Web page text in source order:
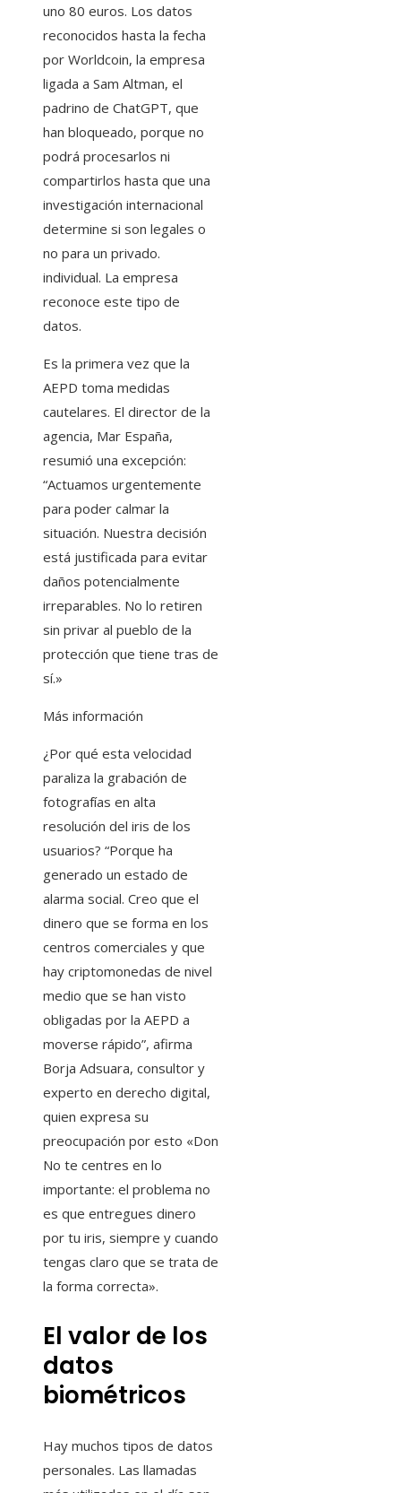
uno 80 euros. Los datos
reconocidos hasta la fecha
por Worldcoin, la empresa
ligada a Sam Altman, el
padrino de ChatGPT, que
han bloqueado, porque no
podrá procesarlos ni
compartirlos hasta que una
investigación internacional
determine si son legales o
no para un privado.
individual. La empresa
reconoce este tipo de
datos.
Es la primera vez que la
AEPD toma medidas
cautelares. El director de la
agencia, Mar España,
resumió una excepción:
“Actuamos urgentemente
para poder calmar la
situación. Nuestra decisión
está justificada para evitar
daños potencialmente
irreparables. No lo retiren
sin privar al pueblo de la
protección que tiene tras de
sí.»
Más información
¿Por qué esta velocidad
paraliza la grabación de
fotografías en alta
resolución del iris de los
usuarios? “Porque ha
generado un estado de
alarma social. Creo que el
dinero que se forma en los
centros comerciales y que
hay criptomonedas de nivel
medio que se han visto
obligadas por la AEPD a
moverse rápido”, afirma
Borja Adsuara, consultor y
experto en derecho digital,
quien expresa su
preocupación por esto «Don
No te centres en lo
importante: el problema no
es que entregues dinero
por tu iris, siempre y cuando
tengas claro que se trata de
la forma correcta».
El valor de los
datos
biométricos
Hay muchos tipos de datos
personales. Las llamadas